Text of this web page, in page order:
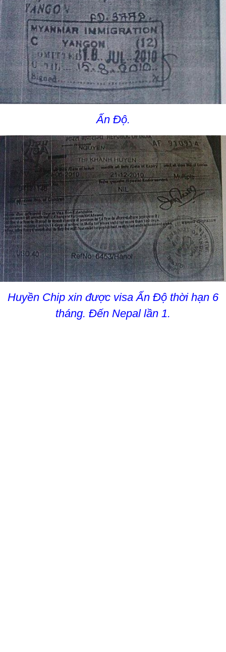
Ấn Độ.
Huyền Chip xin được visa Ấn Độ thời hạn 6
tháng. Đến Nepal lần 1.